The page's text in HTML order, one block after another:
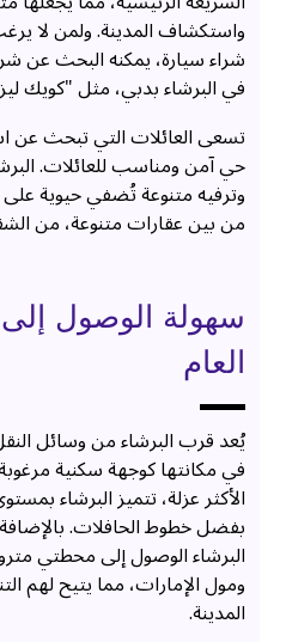
واستكشاف المدينة. ولمن لا
شراء سيارة، يمكنه البحث عن
في البرشاء بدبي، مثل "كويك
تسعى العائلات التي تبحث عن
حي آمن ومناسب للعائلات.
وترفيه متنوعة تُضفي حيوية على
من بين عقارات متنوعة، من
سهولة الوصول
العام
يُعد قرب البرشاء من وسائل
في مكانتها كوجهة سكنية
الأكثر عزلة، تتميز البرشاء
بفضل خطوط الحافلات.
البرشاء الوصول إلى محطتي
ومول الإمارات، مما يتيح لهم
المدينة.